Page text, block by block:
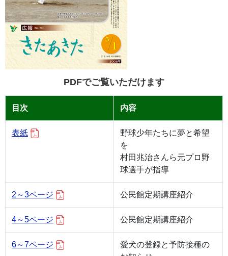
PDFでご覧いただけます
目次 内容
表紙
野球少年たちに夢と希望
を
村田兆治さんら元プロ野
球選手が指導
2～3ページ 公民館定期講座紹介
4～5ページ 公民館定期講座紹介
6～7ページ
愛犬の登録と予防接種の